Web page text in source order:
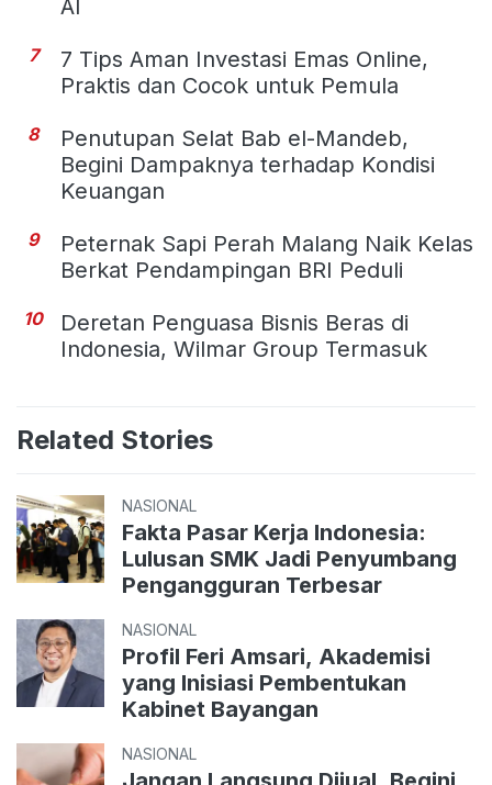
AI
7
7 Tips Aman Investasi Emas Online,
Praktis dan Cocok untuk Pemula
8
Penutupan Selat Bab el-Mandeb,
Begini Dampaknya terhadap Kondisi
Keuangan
9
Peternak Sapi Perah Malang Naik Kelas
Berkat Pendampingan BRI Peduli
10
Deretan Penguasa Bisnis Beras di
Indonesia, Wilmar Group Termasuk
Related Stories
NASIONAL
Fakta Pasar Kerja Indonesia:
Lulusan SMK Jadi Penyumbang
Pengangguran Terbesar
NASIONAL
Profil Feri Amsari, Akademisi
yang Inisiasi Pembentukan
Kabinet Bayangan
NASIONAL